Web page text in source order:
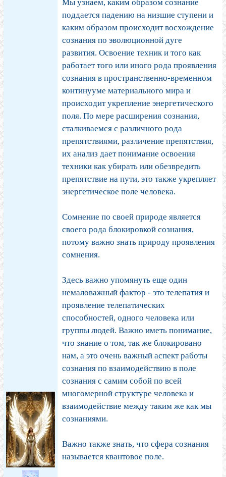
Мы узнаем, каким образом сознание
поддается падению на низшие ступени и
каким образом происходит восхождение
сознания по эволюционной дуге
развития. Освоение техник и того как
работает того или иного рода проявления
сознания в пространственно-временном
континууме материального мира и
происходит укрепление энергетического
поля. По мере расширения сознания,
сталкиваемся с различного рода
препятствиями, различение препятствия,
их анализ дает понимание освоения
техники как убирать или обезвредить
препятствие на пути, это также укрепляет
энергетическое поле человека.
Сомнение по своей природе является
своего рода блокировкой сознания,
потому важно знать природу проявления
сомнения.
Здесь важно упомянуть еще один
немаловажный фактор - это телепатия и
проявление телепатических
способностей, одного человека или
группы людей. Важно иметь понимание,
что знание о том, так же блокировано
нам, а это очень важный аспект работы
сознания по взаимодействию в поле
сознания с самим собой по всей
многомерной структуре человека и
взаимодействие между таким же как мы
сознаниями.
Важно также знать, что сфера сознания
называется квантовое поле.